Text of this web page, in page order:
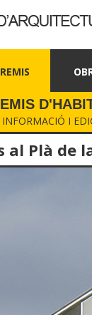
INFORMACIÓ I
al Plà de